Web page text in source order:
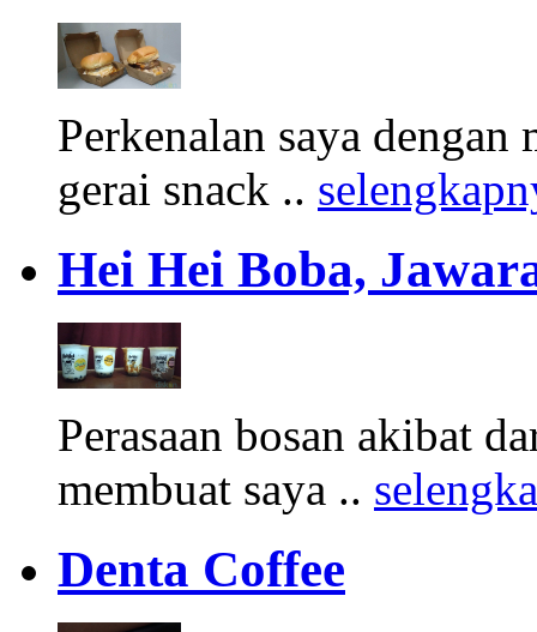
Perkenalan saya
gerai snack ..
Hei Hei Boba,
Perasaan bosan akibat
membuat saya ..
Denta Coffee